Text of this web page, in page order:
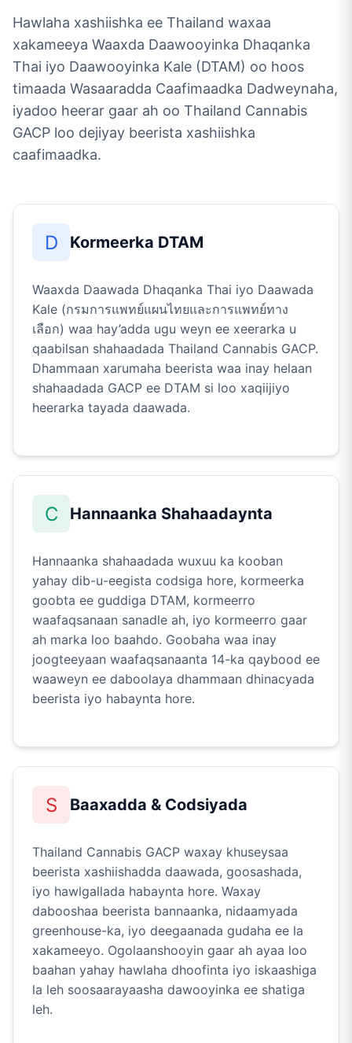
Hawlaha xashiishka ee Thailand waxaa
xakameeya Waaxda Daawooyinka Dhaqanka
Thai iyo Daawooyinka Kale (DTAM) oo hoos
timaada Wasaaradda Caafimaadka Dadweynaha,
iyadoo heerar gaar ah oo Thailand Cannabis
GACP loo dejiyay beerista xashiishka
caafimaadka.
D Kormeerka DTAM
Waaxda Daawada Dhaqanka Thai iyo Daawada
Kale (กรมการแพทย์แผนไทยและการแพทย์ทาง
เลือก) waa hay’adda ugu weyn ee xeerarka u
qaabilsan shahaadada Thailand Cannabis GACP.
Dhammaan xarumaha beerista waa inay helaan
shahaadada GACP ee DTAM si loo xaqiijiyo
heerarka tayada daawada.
C Hannaanka Shahaadaynta
Hannaanka shahaadada wuxuu ka kooban
yahay dib-u-eegista codsiga hore, kormeerka
goobta ee guddiga DTAM, kormeerro
waafaqsanaan sanadle ah, iyo kormeerro gaar
ah marka loo baahdo. Goobaha waa inay
joogteeyaan waafaqsanaanta 14-ka qaybood ee
waaweyn ee daboolaya dhammaan dhinacyada
beerista iyo habaynta hore.
S Baaxadda & Codsiyada
Thailand Cannabis GACP waxay khuseysaa
beerista xashiishadda daawada, goosashada,
iyo hawlgallada habaynta hore. Waxay
dabooshaa beerista bannaanka, nidaamyada
greenhouse-ka, iyo deegaanada gudaha ee la
xakameeyo. Ogolaanshooyin gaar ah ayaa loo
baahan yahay hawlaha dhoofinta iyo iskaashiga
la leh soosaarayaasha dawooyinka ee shatiga
leh.